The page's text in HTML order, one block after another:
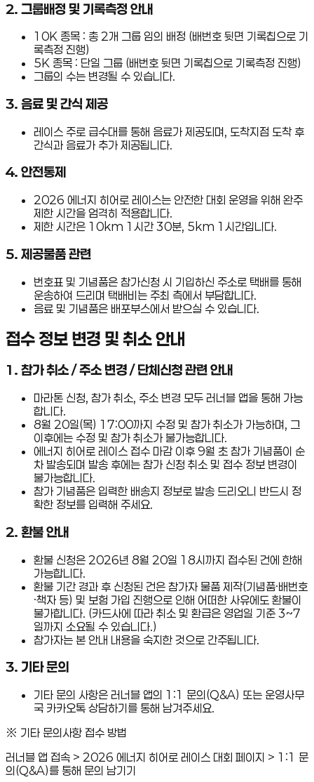
2. 그룹배정 및 기록측정 안내
10K 종목 : 총 2개 그룹 임의 배정 (배번호 뒷면 기록칩으로 기
록측정 진행)
5K 종목 : 단일 그룹 (배번호 뒷면 기록칩으로 기록측정 진행)
그룹의 수는 변경될 수 있습니다.
3. 음료 및 간식 제공
레이스 주로 급수대를 통해 음료가 제공되며, 도착지점 도착 후
간식과 음료가 추가 제공됩니다.
4. 안전통제
2026 에너지 히어로 레이스는 안전한 대회 운영을 위해 완주
제한 시간을 엄격히 적용합니다.
제한 시간은 10km 1시간 30분, 5km 1시간입니다.
5. 제공물품 관련
번호표 및 기념품은 참가신청 시 기입하신 주소로 택배를 통해
운송하여 드리며 택배비는 주최 측에서 부담합니다.
음료 및 기념품은 배포부스에서 받으실 수 있습니다.
접수 정보 변경 및 취소 안내
1. 참가 취소 / 주소 변경 / 단체신청 관련 안내
마라톤 신청, 참가 취소, 주소 변경 모두 러너블 앱을 통해 가능
합니다.
8월 20일(목) 17:00까지 수정 및 참가 취소가 가능하며, 그
이후에는 수정 및 참가 취소가 불가능합니다.
에너지 히어로 레이스 접수 마감 이후 9월 초 참가 기념품이 순
차 발송되며 발송 후에는 참가 신청 취소 및 접수 정보 변경이
불가능합니다.
참가 기념품은 입력한 배송지 정보로 발송 드리오니 반드시 정
확한 정보를 입력해 주세요.
2. 환불 안내
환불 신청은 2026년 8월 20일 18시까지 접수된 건에 한해
가능합니다.
환불 기간 경과 후 신청된 건은 참가자 물품 제작(기념품·배번호
·책자 등) 및 보험 가입 진행으로 인해 어떠한 사유에도 환불이
불가합니다. (카드사에 따라 취소 및 환급은 영업일 기준 3~7
일까지 소요될 수 있습니다.)
참가자는 본 안내 내용을 숙지한 것으로 간주됩니다.
3. 기타 문의
기타 문의 사항은 러너블 앱의 1:1 문의(Q&A) 또는 운영사무
국 카카오톡 상담하기를 통해 남겨주세요.
※ 기타 문의사항 접수 방법
러너블 앱 접속 > 2026 에너지 히어로 레이스 대회 페이지 > 1:1 문
의(Q&A)를 통해 문의 남기기